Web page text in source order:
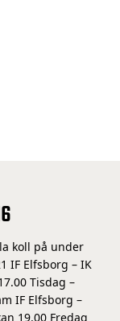
koll på under
IF Elfsborg – IK
Tisdag –
IF Elfsborg –
19.00 Fredag